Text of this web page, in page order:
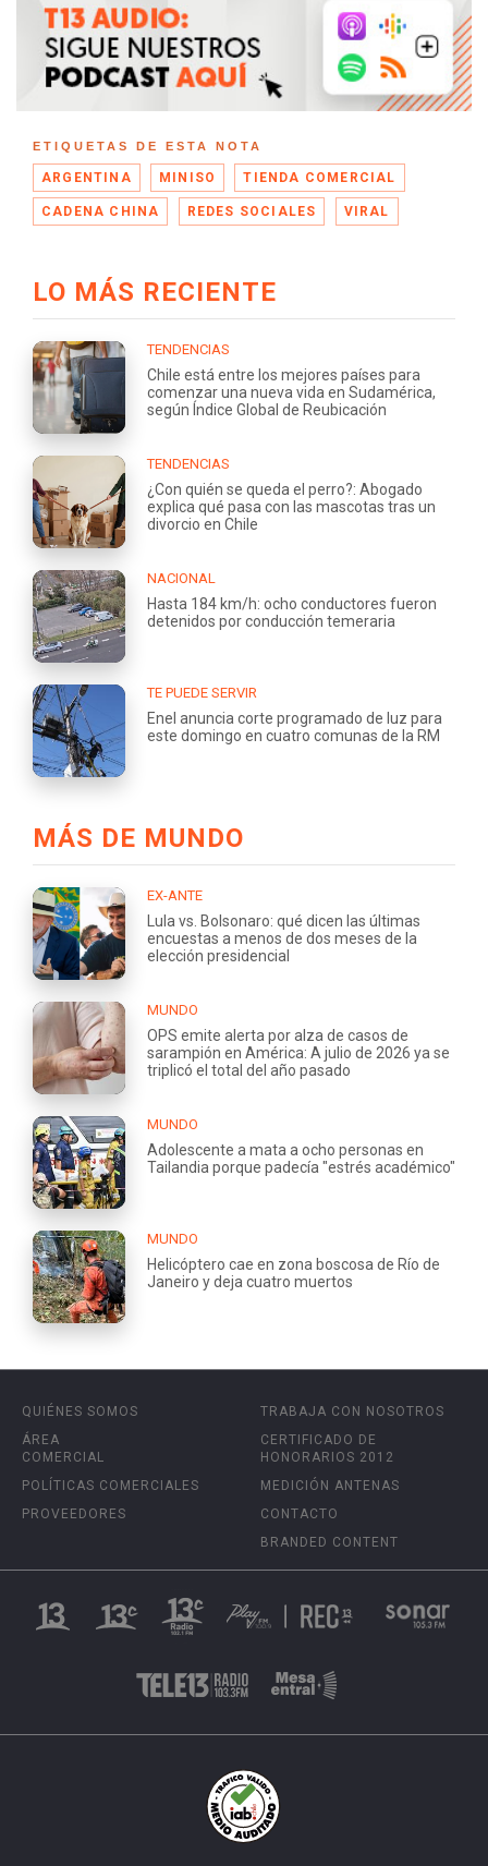
ETIQUETAS DE ESTA NOTA
ARGENTINA MINISO TIENDA COMERCIAL
CADENA CHINA REDES SOCIALES VIRAL
LO MÁS RECIENTE
TENDENCIAS
Chile está entre los mejores países para
comenzar una nueva vida en Sudamérica,
según Índice Global de Reubicación
TENDENCIAS
¿Con quién se queda el perro?: Abogado
explica qué pasa con las mascotas tras un
divorcio en Chile
NACIONAL
Hasta 184 km/h: ocho conductores fueron
detenidos por conducción temeraria
TE PUEDE SERVIR
Enel anuncia corte programado de luz para
este domingo en cuatro comunas de la RM
MÁS DE MUNDO
EX-ANTE
Lula vs. Bolsonaro: qué dicen las últimas
encuestas a menos de dos meses de la
elección presidencial
MUNDO
OPS emite alerta por alza de casos de
sarampión en América: A julio de 2026 ya se
triplicó el total del año pasado
MUNDO
Adolescente a mata a ocho personas en
Tailandia porque padecía "estrés académico"
MUNDO
Helicóptero cae en zona boscosa de Río de
Janeiro y deja cuatro muertos
QUIÉNES SOMOS
ÁREA
COMERCIAL
POLÍTICAS COMERCIALES
PROVEEDORES
TRABAJA CON NOSOTROS
CERTIFICADO DE
HONORARIOS 2012
MEDICIÓN ANTENAS
CONTACTO
BRANDED CONTENT